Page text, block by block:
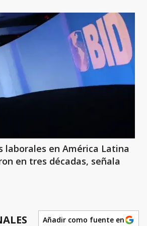
laborales en América Latina
en tres décadas, señala
Añadir como fuente en